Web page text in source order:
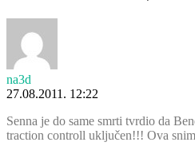
na3d
27.08.2011. 12:22
Senna je do same smrti tvrdio da
traction controll uključen!!! Ova